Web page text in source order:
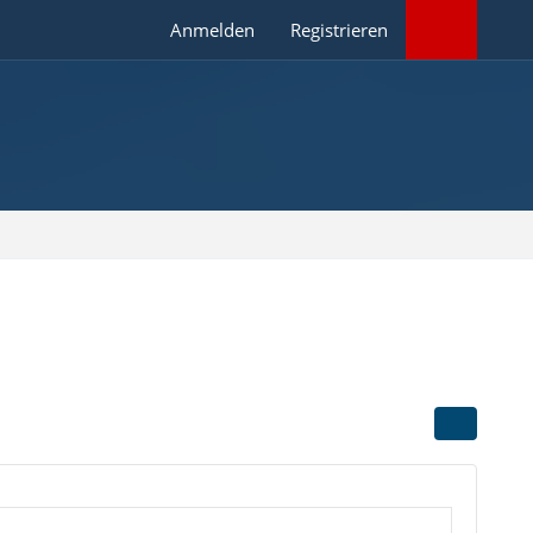
Anmelden Registrieren